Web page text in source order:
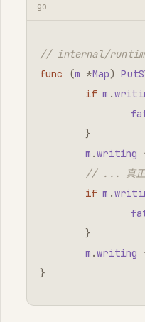
go
// internal/runtime/
func
(m *Map)
if m .
}
m .writing
// ... 真正
if m .
}
m .writing
}